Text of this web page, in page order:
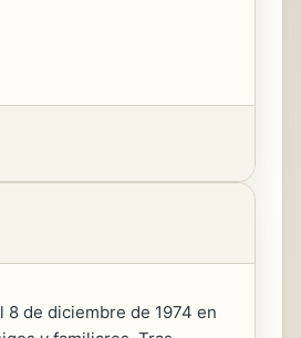
de diciembre de 1974 en